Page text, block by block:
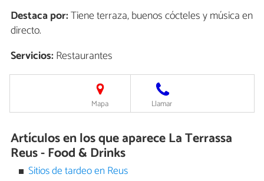
Destaca por:Tiene terraza, buenos cócteles y música en
directo.
Servicios:Restaurantes
Mapa Llamar
Artículos en los que aparece La Terrassa
Reus - Food & Drinks
Sitios de tardeo en Reus